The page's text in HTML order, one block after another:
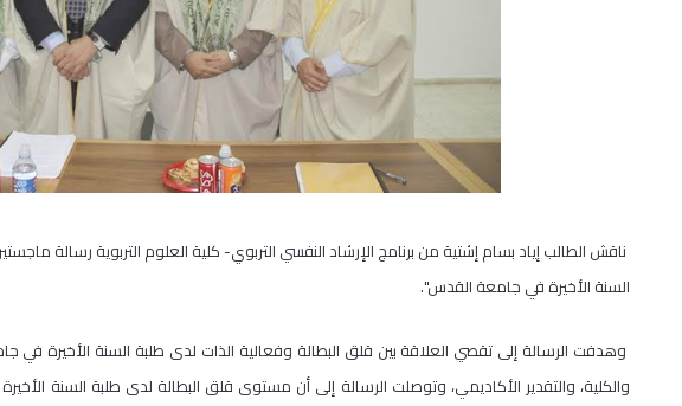
ناقش الطالب إياد بسام إشتية من برنامج الإرشاد النفسي التربوي- كلية العلوم التربوية رسالة
السنة الأخيرة في جامعة القدس".
وهدفت الرسالة إلى تقصي العلاقة بين قلق البطالة وفعالية الذات لدى طلبة السنة الأخيرة
والكلية، والتقدير الأكاديمي، وتوصلت الرسالة إلى أن مستوى قلق البطالة لدى طلبة السنة